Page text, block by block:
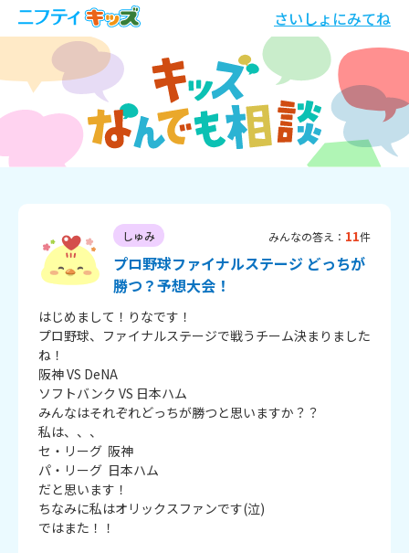
さいしょにみてね
しゅみ みんなの答え： 11件
プロ野球ファイナルステージ どっちが
勝つ？予想大会！
はじめまして！りなです！
プロ野球、ファイナルステージで戦うチーム決まりました
ね！
阪神 VS DeNA
ソフトバンク VS 日本ハム
みんなはそれぞれどっちが勝つと思いますか？？
私は、、、
セ・リーグ  阪神
パ・リーグ  日本ハム
だと思います！
ちなみに私はオリックスファンです(泣)
ではまた！！